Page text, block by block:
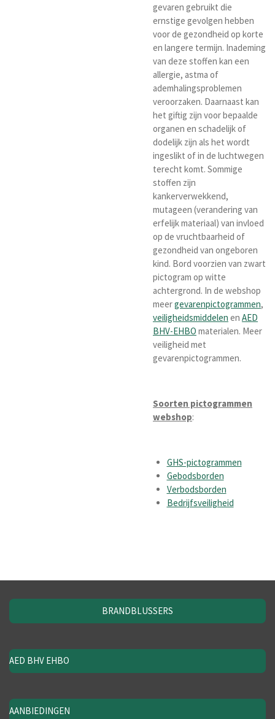
gevaren gebruikt die
ernstige gevolgen hebben
voor de gezondheid op korte
en langere termijn. Inademing
van deze stoffen kan een
allergie, astma of
ademhalingsproblemen
veroorzaken. Daarnaast kan
het giftig zijn voor bepaalde
organen en schadelijk of
dodelijk zijn als het wordt
ingeslikt of in de luchtwegen
terecht komt. Sommige
stoffen zijn
kankerverwekkend,
mutageen (verandering van
erfelijk materiaal) van invloed
op de vruchtbaarheid of
gezondheid van ongeboren
kind. Bord voorzien van zwart
pictogram op witte
achtergrond. In de webshop
meergevarenpictogrammen,
veiligheidsmiddelen en AED
BHV-EHBO materialen. Meer
veiligheid met
gevarenpictogrammen.
Soorten pictogrammen
webshop:
GHS-pictogrammen
Gebodsborden
Verbodsborden
Bedrijfsveiligheid
BRANDBLUSSERS
AED BHV EHBO
AANBIEDINGEN